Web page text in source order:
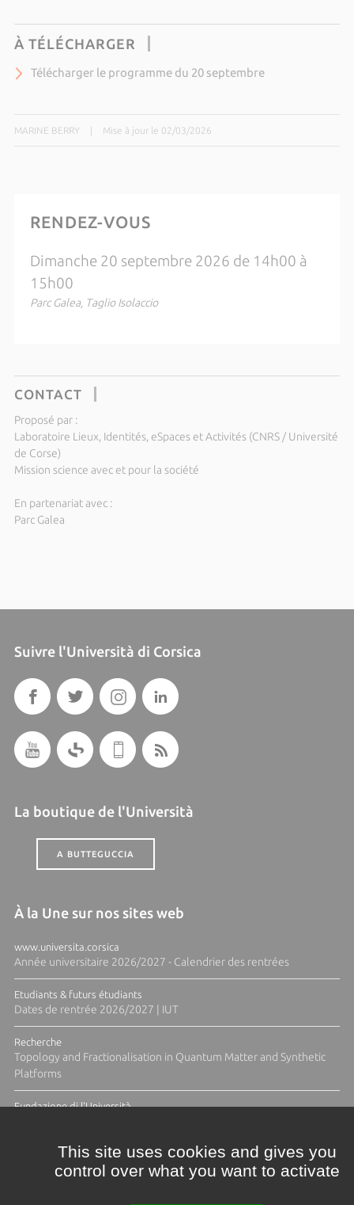
À TÉLÉCHARGER
Télécharger le programme du 20 septembre
MARINE BERRY Mise à jour le 02/03/2026
RENDEZ-VOUS
Dimanche 20 septembre 2026 de 14h00 à
15h00
Parc Galea, Taglio Isolaccio
CONTACT
Proposé par :
Laboratoire Lieux, Identités, eSpaces et Activités (CNRS / Université
de Corse)
Mission science avec et pour la société
En partenariat avec :
Parc Galea
Suivre l'Università di Corsica
La boutique de l'Università
A BUTTEGUCCIA
À la Une sur nos sites web
www.universita.corsica
Année universitaire 2026/2027 - Calendrier des rentrées
Etudiants & futurs étudiants
Dates de rentrée 2026/2027 | IUT
Recherche
Topology and Fractionalisation in Quantum Matter and Synthetic
Platforms
Fundazione di l'Università
This site uses cookies and gives you
control over what you want to activate